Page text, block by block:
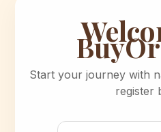
Start your journey with
register